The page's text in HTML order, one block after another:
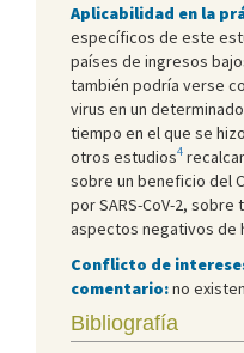
Aplicabilidad en la
específicos de este
países de ingresos
también podría verse
virus en un
tiempo en el que se
otros estudios4
sobre un beneficio del
por SARS-CoV-2,
aspectos negativos de
Conflicto de
comentario:no
Bibliografía